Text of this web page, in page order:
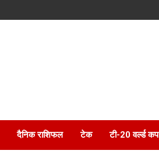
दैनिक राशिफल टेक टी-20 वर्ल्ड कप